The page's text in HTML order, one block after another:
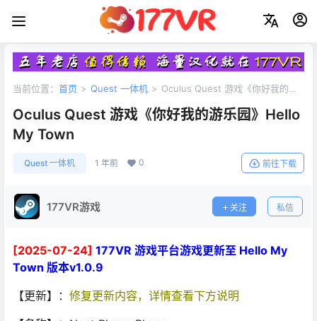
当前位置： 首页 > Quest 一体机 > Oculus Quest 游戏《你好我的游
Oculus Quest 游戏《你好我的游乐园》Hello
My Town
Quest 一体机 1 年前 0 前往下载
177VR游戏 关注 私信
[2025-07-24] 177VR 游戏平台游戏更新至 Hello My
Town 版本v1.0.9
【更新】： 修复更新内容，详情查看下方说明